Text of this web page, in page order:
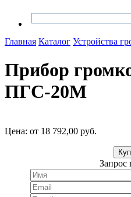
Главная Каталог Устройства
Прибор
ПГС-20М
Цена: от 18 792,00 руб.
Запрос